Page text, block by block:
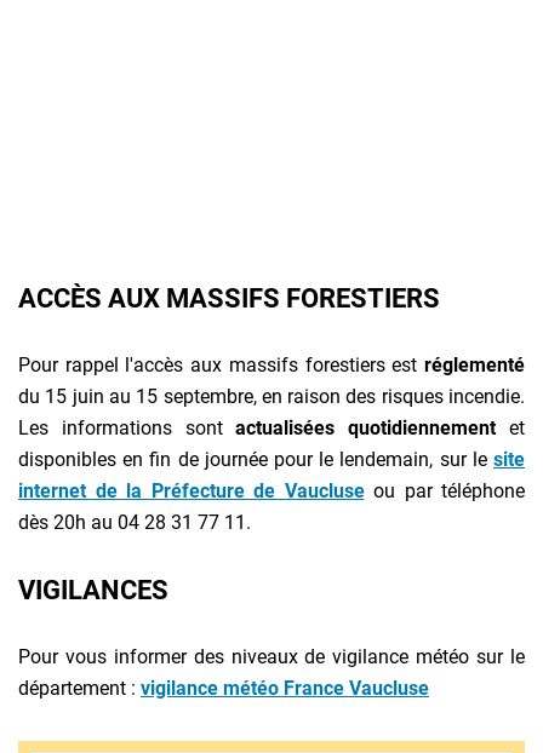
ACCÈS AUX MASSIFS FORESTIERS
Pour rappel l'accès aux massifs forestiers est réglementé
du 15 juin au 15 septembre, en raison des risques incendie.
Les informations sontactualisées quotidiennementet
disponibles en fin de journée pour le lendemain, sur le site
internet de la Préfecture de Vaucluseou par téléphone
dès 20h au 04 28 31 77 11.
VIGILANCES
Pour vous informer des niveaux de vigilance météo sur le
département : vigilance météo France Vaucluse